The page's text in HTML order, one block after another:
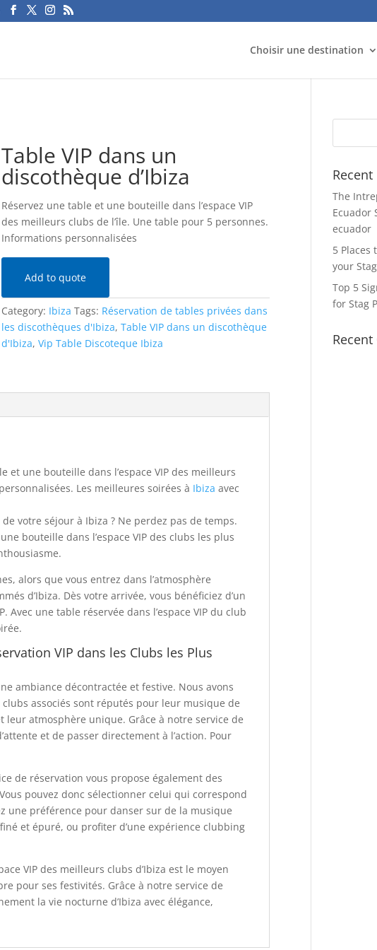
Choisir une destination
Table VIP dans un
discothèque d’Ibiza
Réservez une table et une bouteille dans l’espace VIP
des meilleurs clubs de l’île. Une table pour 5 personnes.
Informations personnalisées
Add to quote
Category: Ibiza Tags: Réservation de tables privées dans
les discothèques d'Ibiza,Table VIP dans un discothèque
d'Ibiza,Vip Table Discoteque Ibiza
et une bouteille dans l’espace VIP des meilleurs
Les meilleures soirées à Ibiza avec
votre séjour à Ibiza ? Ne perdez pas de temps.
bouteille dans l’espace VIP des clubs les plus
alors que vous entrez dans l’atmosphère
d’Ibiza. Dès votre arrivée, vous bénéficiez d’un
une table réservée dans l’espace VIP du club
VIP dans les Clubs les Plus
ambiance décontractée et festive. Nous avons
associés sont réputés pour leur musique de
atmosphère unique. Grâce à notre service de
et de passer directement à l’action. Pour
de réservation vous propose également des
pouvez donc sélectionner celui qui correspond
une préférence pour danser sur de la musique
et épuré, ou profiter d’une expérience clubbing
VIP des meilleurs clubs d’Ibiza est le moyen
pour ses festivités. Grâce à notre service de
la vie nocturne d’Ibiza avec élégance,
Recent
The
Ecuador
ecuador
5 Places
your
Top 5
for Stag